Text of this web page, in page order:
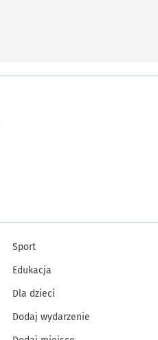
Sport
Edukacja
Dla dzieci
Dodaj wydarzenie